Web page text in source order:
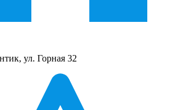
ул. Горная 32